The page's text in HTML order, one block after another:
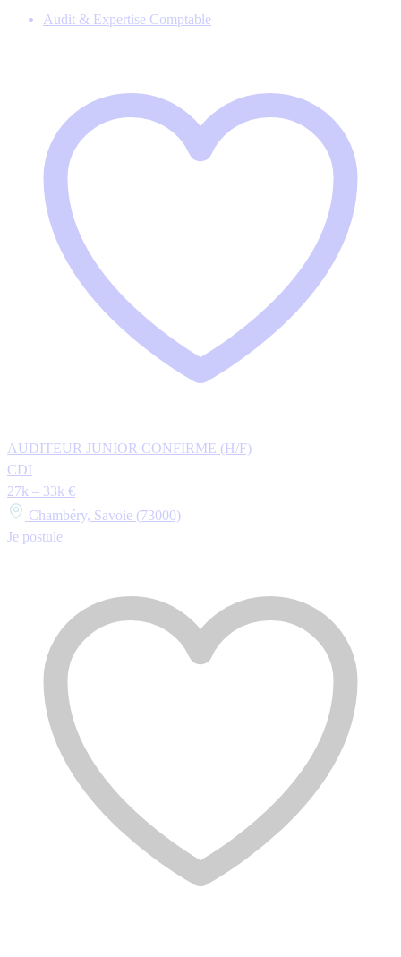
Audit & Expertise Comptable
AUDITEUR JUNIOR CONFIRME (H/F)
CDI
27k – 33k €
Chambéry, Savoie (73000)
Je postule